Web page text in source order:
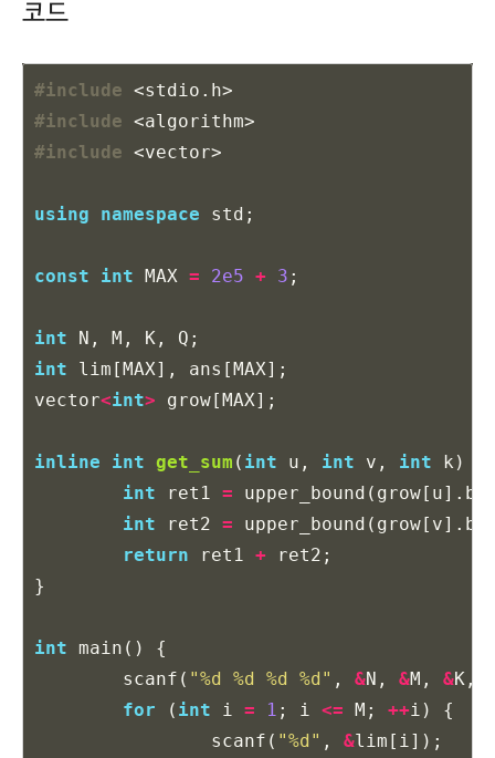
코드
#include <stdio.h>
#include <algorithm>
#include <vector>
using namespace std ;
const int MAX = 2e5 + 3 ;
int N , M , K , Q ;
int
lim [MAX], ans [MAX];
vector<int> grow[MAX];
inline int get_sum ( int u , int v , int k )
int
ret1 = upper_bound ( grow[ u].
int
ret2 = upper_bound ( grow[ v].
return
ret1 + ret2 ;
}
int main ()
{
scanf ( "%d %d %d %d" , &N , &M , &K ,
for
( int i = 1 ; i <= M ; ++i )
{
scanf ( "%d" , &lim [ i]);